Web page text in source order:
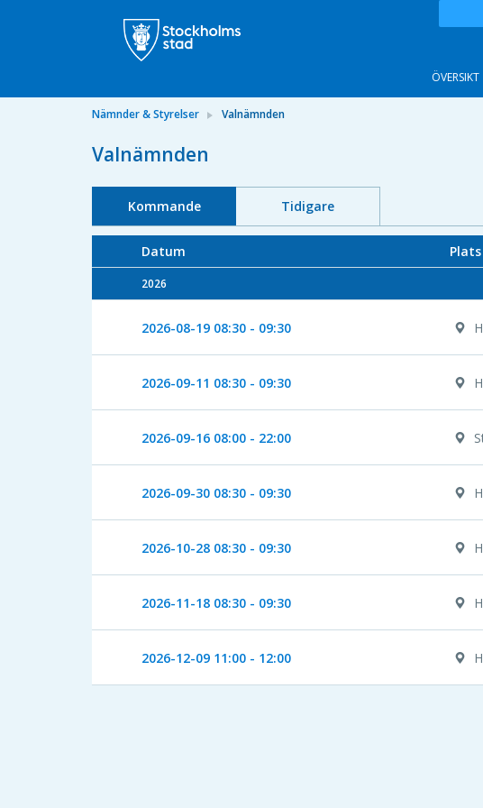
ÖVERSIKT
Nämnder & Styrelser Valnämnden
Valnämnden
Kommande Tidigare
Datum Plats
2026
2026-08-19 08:30 - 09:30
2026-09-11 08:30 - 09:30
2026-09-16 08:00 - 22:00
2026-09-30 08:30 - 09:30
2026-10-28 08:30 - 09:30
2026-11-18 08:30 - 09:30
2026-12-09 11:00 - 12:00